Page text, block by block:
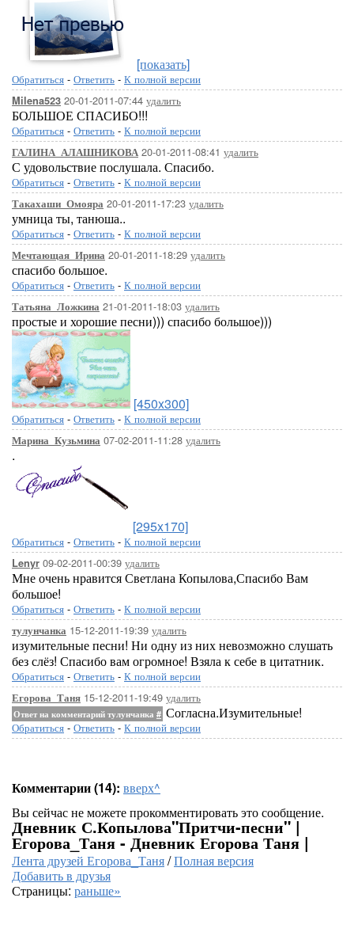
[показать]
Обратиться - Ответить - К полной версии
Milena523 20-01-2011-07:44 удалить
БОЛЬШОЕ СПАСИБО!!!
Обратиться - Ответить - К полной версии
ГАЛИНА_АЛАШНИКОВА 20-01-2011-08:41 удалить
С удовольствие послушала. Спасибо.
Обратиться - Ответить - К полной версии
Такахаши_Омояра 20-01-2011-17:23 удалить
умница ты, танюша..
Обратиться - Ответить - К полной версии
Мечтающая_Ирина 20-01-2011-18:29 удалить
спасибо большое.
Обратиться - Ответить - К полной версии
Татьяна_Ложкина 21-01-2011-18:03 удалить
простые и хорошие песни))) спасибо большое)))
[450x300]
Обратиться - Ответить - К полной версии
Марина_Кузьмина 07-02-2011-11:28 удалить
.
[295x170]
Обратиться - Ответить - К полной версии
Lenyr 09-02-2011-00:39 удалить
Мне очень нравится Светлана Копылова,Спасибо Вам
большое!
Обратиться - Ответить - К полной версии
тулунчанка 15-12-2011-19:39 удалить
изумительные песни! Ни одну из них невозможно слушать
без слёз! Спасибо вам огромное! Взяла к себе в цитатник.
Обратиться - Ответить - К полной версии
Егорова_Таня 15-12-2011-19:49 удалить
Ответ на комментарий тулунчанка # Согласна.Изумительные!
Обратиться - Ответить - К полной версии
Комментарии (14): вверх^
Вы сейчас не можете прокомментировать это сообщение.
Дневник С.Копылова"Притчи-песни" |
Егорова_Таня - Дневник Егорова Таня |
Лента друзей Егорова_Таня/Полная версия
Добавить в друзья
Страницы: раньше»